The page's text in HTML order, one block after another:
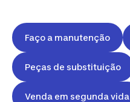
Faço a manutenção
Peças de substituição
Venda em segunda vida